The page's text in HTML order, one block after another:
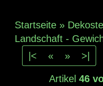
Startseite »
Landschaft -
|<
« » >|
Artikel46